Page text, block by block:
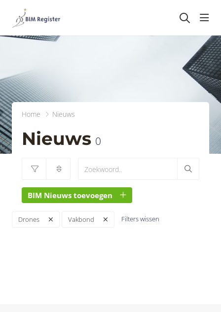
Home Nieuws
Nieuws 0
BIM Nieuws toevoegen
Drones Vakbond Filters wissen